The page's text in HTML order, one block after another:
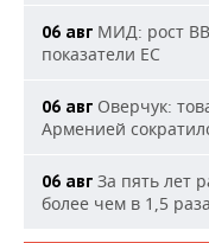
06 авг МИД: рост
показатели ЕС
06 авг Оверчук:
Арменией
06 авг За пять лет
более чем в 1,5 раза